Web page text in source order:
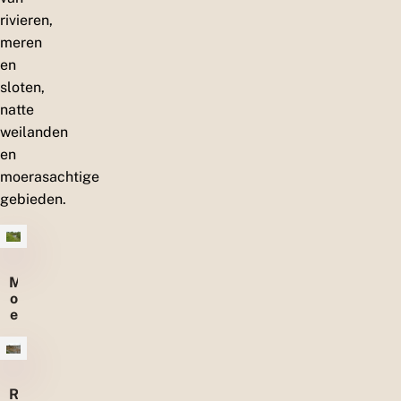
rivieren,
meren
en
sloten,
natte
weilanden
en
moerasachtige
gebieden.
M
o
e
a
s
e
R